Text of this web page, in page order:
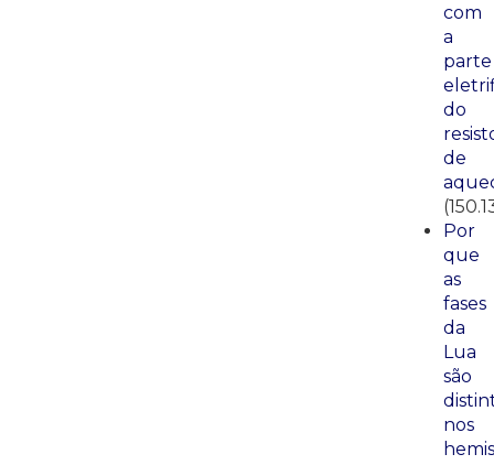
com
a
parte
do
de
Por
que
as
fases
da
Lua
são
nos